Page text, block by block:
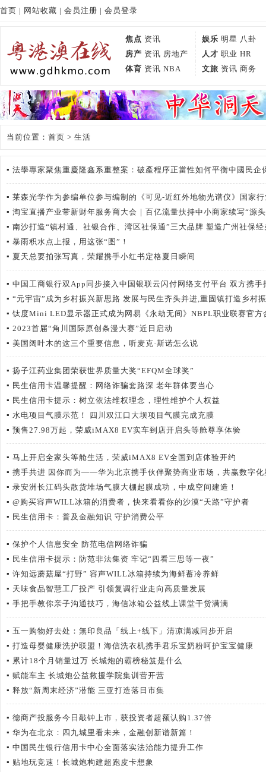
首页 | 网站收藏 | 会员注册 | 会员登录
焦点 资讯 娱乐 明星 八卦
房产 资讯 房地产 人才 职业 HR
体育 资讯 NBA 文旅 资讯 商务
当前位置： 首页 > 生活
▪ 法學專家聚焦重慶隆鑫系重整案：破產程序正當性如何平衡中國民企
▪ 莱森光学作为参编单位参与编制的《可见-近红外地物光谱仪》国家
▪ 淘宝直播产业带新财年服务商大会｜百亿流量扶持中小商家续写“源
▪ 南沙打造“镇村通、社银合作、湾区社保通”三大品牌 塑造广州社保
▪ 暴雨积水点上报，用这张“图”！
▪ 夏天总要拍张写真，荣耀携手小红书定格夏日瞬间
▪ 中国工商银行双App同步接入中国银联云闪付网络支付平台 双方携手
▪ “元宇宙”成为乡村振兴新思路 发展与民生齐头并进,重固镇打造乡村
▪ 钛度Mini LED显示器正式成为网易《永劫无间》NBPL职业联赛官方
▪ 2023首届“角川国际原创条漫大赛”近日启动
▪ 美国阔叶木的这三个重要信息，听麦克·斯诺怎么说
▪ 扬子江药业集团荣获世界质量大奖“EFQM全球奖”
▪ 民生信用卡温馨提醒：网络诈骗套路深 老年群体要当心
▪ 民生信用卡提示：树立依法维权理念，理性维护个人权益
▪ 水电项目气膜示范！ 四川双江口大坝项目气膜完成充膜
▪ 预售27.98万起，荣威iMAX8 EV实车到店开启头等舱尊享体验
▪ 马上开启全家头等舱生活，荣威iMAX8 EV全国到店体验开约
▪ 携手共进 因你而为——华为北京携手伙伴聚势商业市场，共赢数字化
▪ 录安洲长江码头散货堆场气膜大棚起膜成功，中成空间建造！
▪ @购买容声WILL冰箱的消费者，快来看看你的沙漠“天路”守护者
▪ 民生信用卡：普及金融知识 守护消费公平
▪ 保护个人信息安全 防范电信网络诈骗
▪ 民生信用卡提示：防范非法集资 牢记“四看三思等一夜”
▪ 许知远蘑菇屋“打野” 容声WILL冰箱持续为海鲜蓄冷养鲜
▪ 天味食品智慧工厂投产 引领复调行业走向高质量发展
▪ 手把手教你亲子沟通技巧，海信冰箱公益线上课堂干货满满
▪ 五一购物好去处：無印良品「线上+线下」清凉满减同步开启
▪ 打造母婴健康洗护联盟！海信洗衣机携手君乐宝奶粉呵护宝宝健康
▪ 累计18个月销量过万 长城炮的霸榜秘笈是什么
▪ 赋能车主 长城炮公益救援学院集训营开营
▪ 释放“新周末经济”潜能 三亚打造落日市集
▪ 德商产投服务今日敲钟上市，获投资者超额认购1.37倍
▪ 华为在北京：四九城里看未来，金融创新谱新篇！
▪ 中国民生银行信用卡中心全面落实法治能力提升工作
▪ 贴地玩竞速！长城炮构建超跑皮卡想象